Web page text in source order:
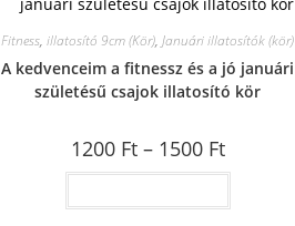
Fitness,illatosító 9cm (Kör),Januári illatosítók (kör)
A kedvenceim a fitnessz és a jó januári
születésű csajok illatosító kör
1200 Ft– 1500 Ft